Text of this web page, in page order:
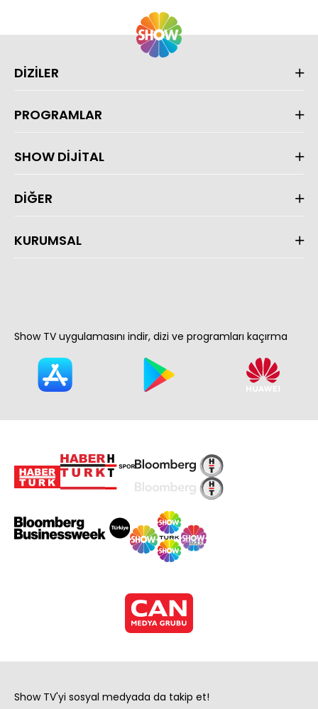
DİZİLER
PROGRAMLAR
SHOW DİJİTAL
DİĞER
KURUMSAL
Show TV uygulamasını indir, dizi ve programları kaçırma
Show TV'yi sosyal medyada da takip et!